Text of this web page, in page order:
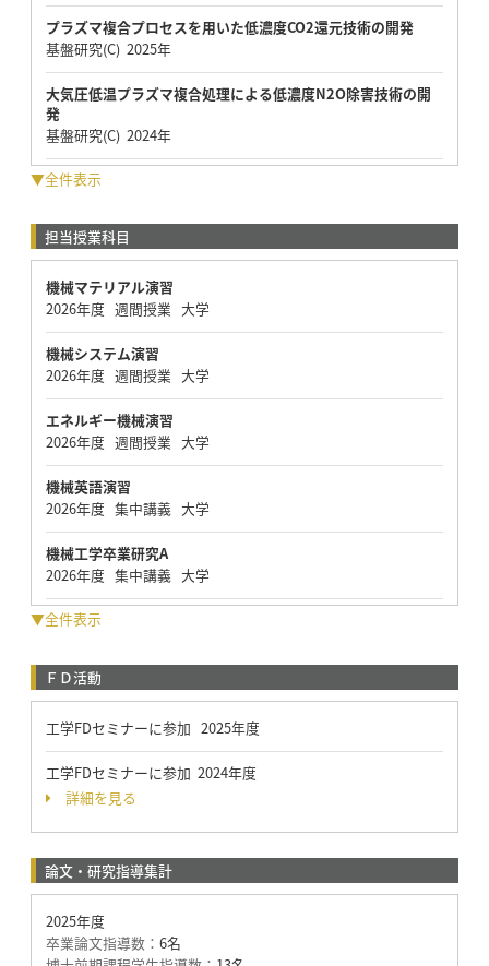
プラズマ複合プロセスを用いた低濃度CO2還元技術の開発
基盤研究(C) 2025年
大気圧低温プラズマ複合処理による低濃度N2O除害技術の開
発
基盤研究(C) 2024年
▼全件表示
担当授業科目
機械マテリアル演習
2026年度 週間授業 大学
機械システム演習
2026年度 週間授業 大学
エネルギー機械演習
2026年度 週間授業 大学
機械英語演習
2026年度 集中講義 大学
機械工学卒業研究A
2026年度 集中講義 大学
▼全件表示
ＦＤ活動
工学FDセミナーに参加 2025年度
工学FDセミナーに参加 2024年度
詳細を見る
論文・研究指導集計
2025年度
卒業論文指導数： 6名